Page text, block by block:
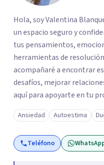
Hola, soy Valentina
un espacio seguro y
tus pensamientos,
herramientas de
acompañaré a encontrar
desafíos, mejorar
aquí para apoyarte en tu
Ansiedad Autoestima
Teléfono